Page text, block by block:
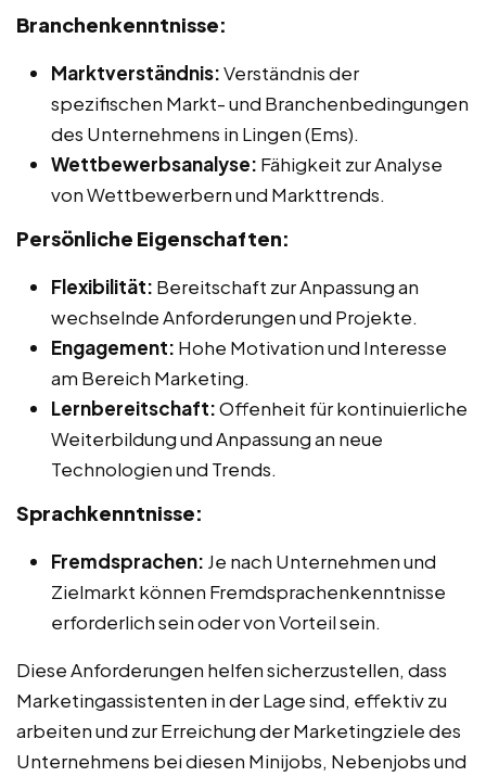
Branchenkenntnisse:
Marktverständnis:Verständnis der
spezifischen Markt- und Branchenbedingungen
des Unternehmens in Lingen (Ems).
Wettbewerbsanalyse: Fähigkeit zur Analyse
von Wettbewerbern und Markttrends.
Persönliche Eigenschaften:
Flexibilität: Bereitschaft zur Anpassung an
wechselnde Anforderungen und Projekte.
Engagement: Hohe Motivation und Interesse
am Bereich Marketing.
Lernbereitschaft:Offenheit für kontinuierliche
Weiterbildung und Anpassung an neue
Technologien und Trends.
Sprachkenntnisse:
Fremdsprachen: Je nach Unternehmen und
Zielmarkt können Fremdsprachenkenntnisse
erforderlich sein oder von Vorteil sein.
Diese Anforderungen helfen sicherzustellen, dass
Marketingassistenten in der Lage sind, effektiv zu
arbeiten und zur Erreichung der Marketingziele des
Unternehmens bei diesen Minijobs, Nebenjobs und